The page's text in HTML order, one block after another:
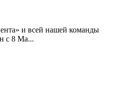
и всей нашей команды
с 8 Ма...